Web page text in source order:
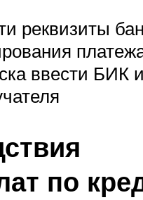
реквизиты
ввести
по